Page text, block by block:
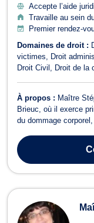
Accepte l’aide
Travaille au sein
Premier rendez-
Domaines de droit :
victimes
Droit
Droit Civil
Droit de la
À propos : Maître
Brieuc, où il exerce
du dommage
droit de la sécurité
les professionnel...